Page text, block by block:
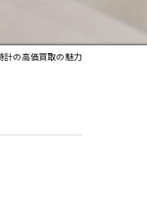
計の高価買取の魅力